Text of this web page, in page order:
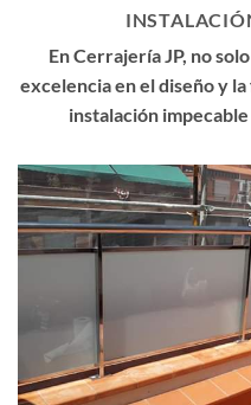
En Cerrajería JP, no
excelencia en el diseño y
instalación